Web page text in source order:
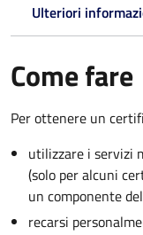
Ulteriori
Come fare
Per ottenere un
utilizzare i servizi
(solo per alcuni
un componente
recarsi